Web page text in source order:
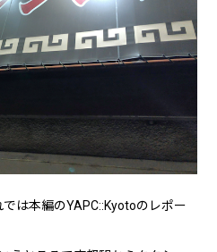
は本編のYAPC::Kyotoのレポー